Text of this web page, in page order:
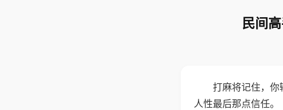
民间
打麻将记住，你
人性最后那点信任。